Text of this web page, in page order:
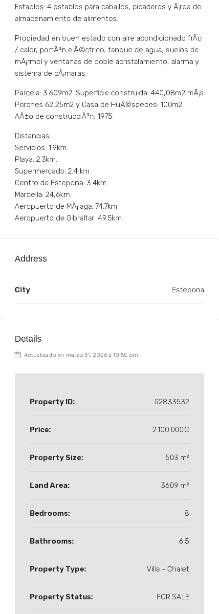
Establos: 4 establos para caballos, picaderos y Ã¡rea de
almacenamiento de alimentos.
Propiedad en buen estado con aire acondicionado frÃ­o
/ calor, portÃ³n elÃ©ctrico, tanque de agua, suelos de
mÃ¡rmol y ventanas de doble acristalamiento, alarma y
sistema de cÃ¡maras.
Parcela: 3.609m2. Superficie construida: 440,08m2 mÃ¡s
Porches 62,25m2 y Casa de HuÃ©spedes: 100m2.
AÃ±o de construcciÃ³n: 1975.
Distancias:
Servicios: 1.9km.
Playa: 2.3km.
Supermercado: 2.4 km.
Centro de Estepona: 3.4km.
Marbella: 24,6km.
Aeropuerto de MÃ¡laga: 74.7km.
Aeropuerto de Gibraltar: 49.5km.
Address
City Estepona
Details
Actualizado en marzo 31, 2026 a 10:50 pm
Property ID: R2833532
Price: 2.100.000€
Property Size: 503 m²
Land Area: 3609 m²
Bedrooms: 8
Bathrooms: 6.5
Property Type: Villa - Chalet
Property Status: FOR SALE